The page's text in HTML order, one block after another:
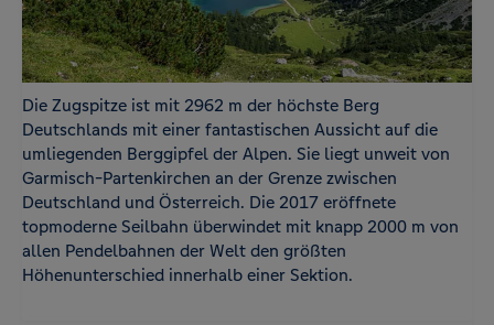
Die Zugspitze ist mit 2962 m der höchste Berg
Deutschlands mit einer fantastischen Aussicht auf die
umliegenden Berggipfel der Alpen. Sie liegt unweit von
Garmisch-Partenkirchen an der Grenze zwischen
Deutschland und Österreich. Die 2017 eröffnete
topmoderne Seilbahn überwindet mit knapp 2000 m von
allen Pendelbahnen der Welt den größten
Höhenunterschied innerhalb einer Sektion.